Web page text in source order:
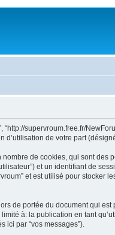
supervroum.free.fr/
de votre part
de cookies, qui sont des
et un identifiant de
et est utilisé pour stocker
de portée du document qui
à: la publication en tant
ici par “vos messages”).